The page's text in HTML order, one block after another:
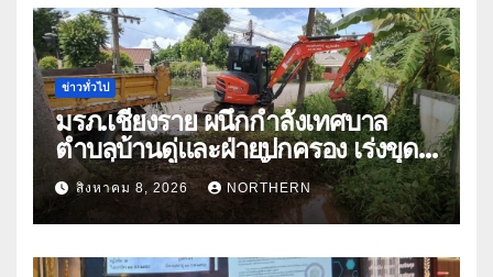
ข่าวทั่วไป
มรภ.เชียงราย ผนึกกำลังเทศบาล
ตำบลบ้านดู่และฝ่ายปกครอง เร่งขุด
ลอกสิ่งกีดขวางทางน้ำ ป้องกันและลด
ปัญหาน้ำท่วม
สิงหาคม 8, 2026 NORTHERN